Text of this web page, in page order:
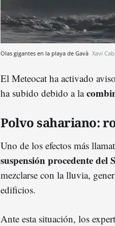
Olas gigantes en la playa de Gavà Xavi
El Meteocat ha activado
ha subido debido a la
Polvo sahariano:
Uno de los efectos más
suspensión procedente del
mezclarse con la lluvia,
edificios.
Ante esta situación, los